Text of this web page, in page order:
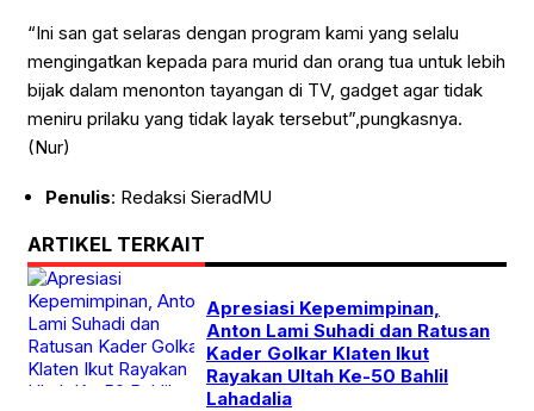
“Ini san gat selaras dengan program kami yang selalu
mengingatkan kepada para murid dan orang tua untuk lebih
bijak dalam menonton tayangan di TV, gadget agar tidak
meniru prilaku yang tidak layak tersebut”,pungkasnya.
(Nur)
Penulis: Redaksi SieradMU
ARTIKEL TERKAIT
Apresiasi Kepemimpinan,
Anton Lami Suhadi dan Ratusan
Kader Golkar Klaten Ikut
Rayakan Ultah Ke-50 Bahlil
Lahadalia